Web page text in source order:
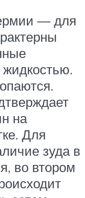
— для
на
Для
зуда в
во втором